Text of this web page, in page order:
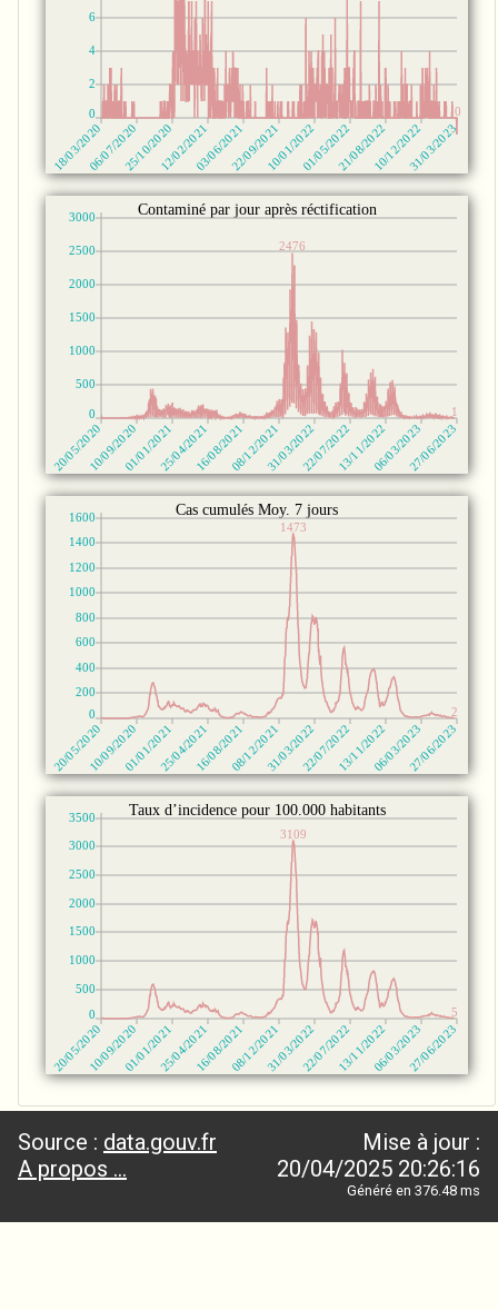
Source : data.gouv.fr
A propos ...
Mise à jour :
20/04/2025 20:26:16
Généré en 376.48 ms